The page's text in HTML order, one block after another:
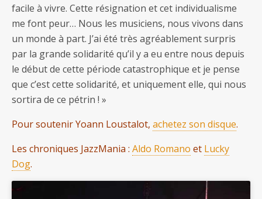
facile à vivre. Cette résignation et cet individualisme
me font peur… Nous les musiciens, nous vivons dans
un monde à part. J’ai été très agréablement surpris
par la grande solidarité qu’il y a eu entre nous depuis
le début de cette période catastrophique et je pense
que c’est cette solidarité, et uniquement elle, qui nous
sortira de ce pétrin ! »
Pour soutenir Yoann Loustalot, achetez son disque.
Les chroniques JazzMania : Aldo Romano et Lucky
Dog.